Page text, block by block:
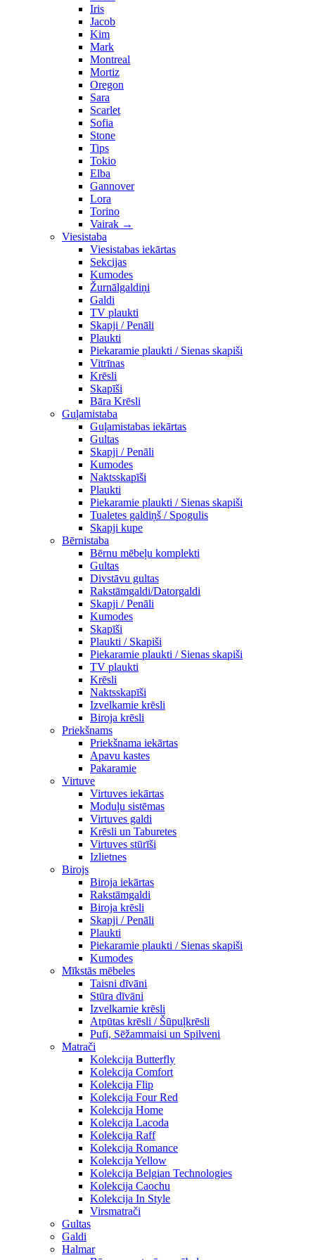
Iris
Jacob
Kim
Mark
Montreal
Mortiz
Oregon
Sara
Scarlet
Sofia
Stone
Tips
Tokio
Elba
Gannover
Lora
Torino
Vairak →
Viesistaba
Viesistabas iekārtas
Sekcijas
Kumodes
Žurnālgaldiņi
Galdi
TV plaukti
Skapji / Penāli
Plaukti
Piekaramie plaukti / Sienas skapiši
Vitrīnas
Krēsli
Skapīši
Bāra Krēsli
Guļamistaba
Guļamistabas iekārtas
Gultas
Skapji / Penāli
Kumodes
Naktsskapīši
Plaukti
Piekaramie plaukti / Sienas skapiši
Tualetes galdiņš / Spogulis
Skapji kupe
Bērnistaba
Bērnu mēbeļu komplekti
Gultas
Divstāvu gultas
Rakstāmgaldi/Datorgaldi
Skapji / Penāli
Kumodes
Skapīši
Plaukti / Skapiši
Piekaramie plaukti / Sienas skapiši
TV plaukti
Krēsli
Naktsskapīši
Izvelkamie krēsli
Biroja krēsli
Priekšnams
Priekšnama iekārtas
Apavu kastes
Pakaramie
Virtuve
Virtuves iekārtas
Moduļu sistēmas
Virtuves galdi
Krēsli un Taburetes
Virtuves stūrīši
Izlietnes
Birojs
Biroja iekārtas
Rakstāmgaldi
Biroja krēsli
Skapji / Penāli
Plaukti
Piekaramie plaukti / Sienas skapiši
Kumodes
Mīkstās mēbeles
Taisni dīvāni
Stūra dīvāni
Izvelkamie krēsli
Atpūtas krēsli / Šūpuļkrēsli
Pufi, Sēžammaisi un Spilveni
Matrači
Kolekcija Butterfly
Kolekcija Comfort
Kolekcija Flip
Kolekcija Four Red
Kolekcija Home
Kolekcija Lacoda
Kolekcija Raff
Kolekcija Romance
Kolekcija Yellow
Kolekcija Belgian Technologies
Kolekcija Caochu
Kolekcija In Style
Virsmatrači
Gultas
Galdi
Halmar